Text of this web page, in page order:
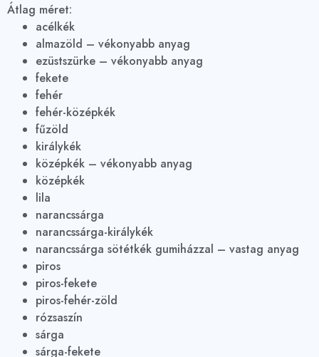
Átlag méret:
acélkék
almazöld – vékonyabb anyag
ezüstszürke – vékonyabb anyag
fekete
fehér
fehér-középkék
fűzöld
királykék
középkék – vékonyabb anyag
középkék
lila
narancssárga
narancssárga-királykék
narancssárga sötétkék gumiházzal – vastag anyag
piros
piros-fekete
piros-fehér-zöld
rózsaszín
sárga
sárga-fekete